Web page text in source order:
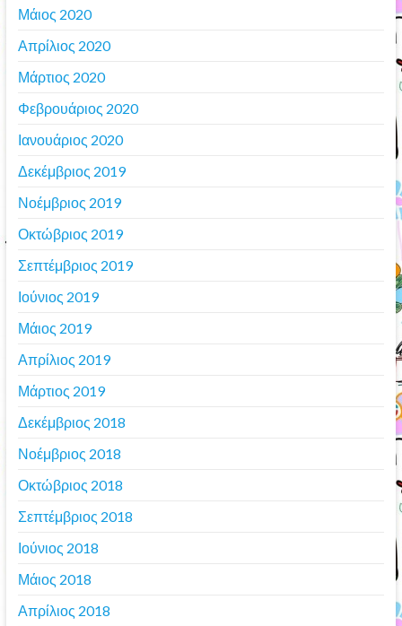
Μάιος 2020
Απρίλιος 2020
Μάρτιος 2020
Φεβρουάριος 2020
Ιανουάριος 2020
Δεκέμβριος 2019
Νοέμβριος 2019
Οκτώβριος 2019
Σεπτέμβριος 2019
Ιούνιος 2019
Μάιος 2019
Απρίλιος 2019
Μάρτιος 2019
Δεκέμβριος 2018
Νοέμβριος 2018
Οκτώβριος 2018
Σεπτέμβριος 2018
Ιούνιος 2018
Μάιος 2018
Απρίλιος 2018